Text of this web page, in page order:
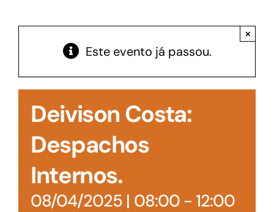
Acesso à Informação
Este evento já passou.
×
Deivison Costa:
Despachos
Internos.
08/04/2025 | 08:00- 12:00